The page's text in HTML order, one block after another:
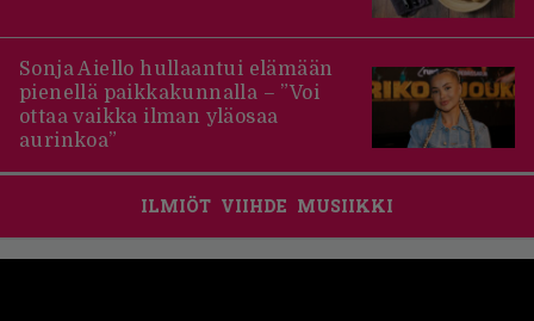
Sonja Aiello hullaantui elämään
pienellä paikkakunnalla – ”Voi
ottaa vaikka ilman yläosaa
aurinkoa”
ILMIÖT VIIHDE MUSIIKKI